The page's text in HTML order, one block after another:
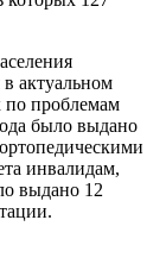
актуальном
по проблемам
было выдано
инвалидам,
выдано 12